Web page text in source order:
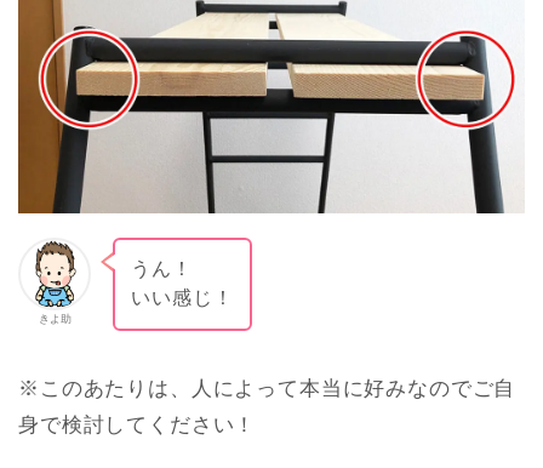
きよ助
うん！
いい感じ！
※このあたりは、人によって本当に好みなのでご自
身で検討してください！